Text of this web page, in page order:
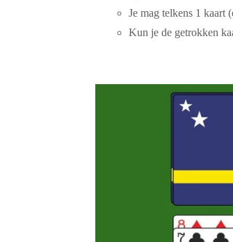
Je mag telkens 1 kaart
Kun je de getrokken